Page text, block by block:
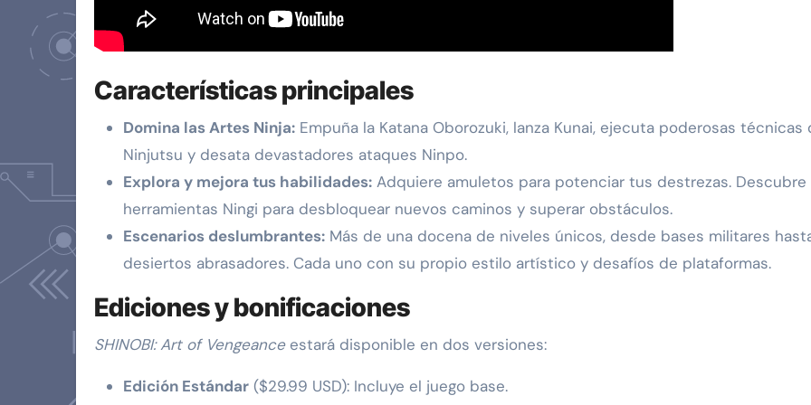
Características principales
Domina las Artes Ninja: Empuña la Katana Oborozuki, lanza Kunai, ejecuta poderosas técnicas
Ninjutsu y desata devastadores ataques Ninpo.
Explora y mejora tus habilidades: Adquiere amuletos para potenciar tus destrezas. Descubre
herramientas Ningi para desbloquear nuevos caminos y superar obstáculos.
Escenarios deslumbrantes: Más de una docena de niveles únicos, desde bases militares
desiertos abrasadores. Cada uno con su propio estilo artístico y desafíos de plataformas.
Ediciones y bonificaciones
SHINOBI: Art of Vengeanceestará disponible en dos versiones:
Edición Estándar ($29.99 USD): Incluye el juego base.